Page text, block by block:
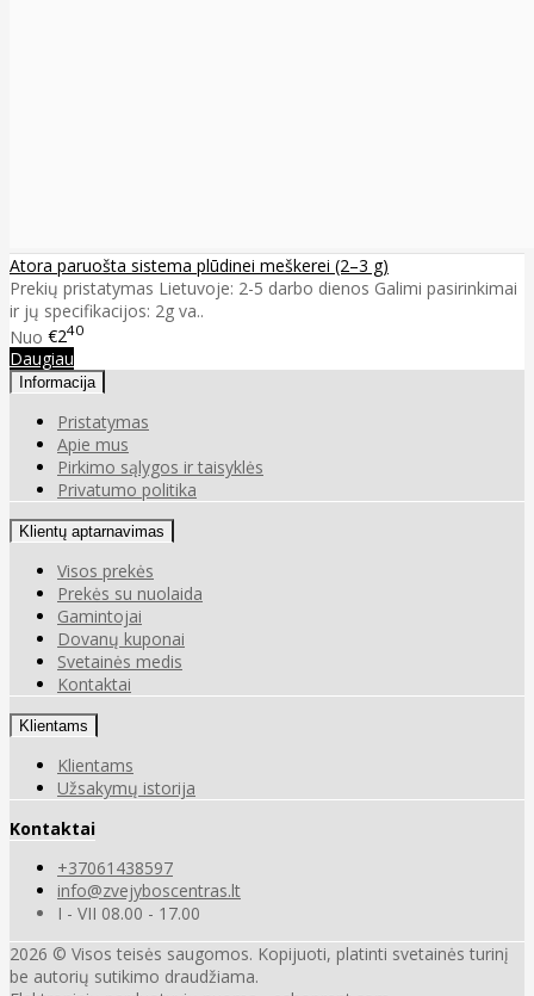
Atora paruošta sistema plūdinei meškerei (2–3 g)
Prekių pristatymas Lietuvoje: 2-5 darbo dienos Galimi pasirinkimai
ir jų specifikacijos: 2g va..
Nuo €240
Daugiau
Informacija
Pristatymas
Apie mus
Pirkimo sąlygos ir taisyklės
Privatumo politika
Klientų aptarnavimas
Visos prekės
Prekės su nuolaida
Gamintojai
Dovanų kuponai
Svetainės medis
Kontaktai
Klientams
Klientams
Užsakymų istorija
Kontaktai
+37061438597
info@zvejyboscentras.lt
I - VII 08.00 - 17.00
2026 © Visos teisės saugomos. Kopijuoti, platinti svetainės turinį
be autorių sutikimo draudžiama.